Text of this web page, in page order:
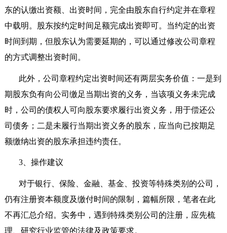
东的认缴出资额、出资时间，完全由股东自行约定并在章程
中载明。股东按约定时间足额完成出资即可。当约定的出资
时间到期，但股东认为需要延期的，可以通过修改公司章程
的方式调整出资时间。
此外，公司章程约定出资时间还有两层实务价值：一是到
期股东负有向公司缴足当期出资的义务，当该项义务未完成
时，公司的债权人可向股东要求履行出资义务，用于偿还公
司债务；二是未履行当期出资义务的股东，应当向已按期足
额缴纳出资的股东承担违约责任。
3、操作建议
对于银行、保险、金融、基金、投资等特殊类别的公司，
仍有注册资本额度及缴付时间的限制，篇幅所限，笔者在此
不再汇总介绍。实务中，遇到特殊类别公司的注册，应先梳
理、研究行业监管的法律及政策要求。